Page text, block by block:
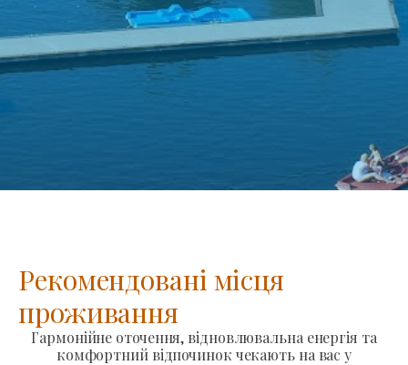
Рекомендовані місця
проживання
Гармонійне оточення, відновлювальна енергія та
комфортний відпочинок чекають на вас у